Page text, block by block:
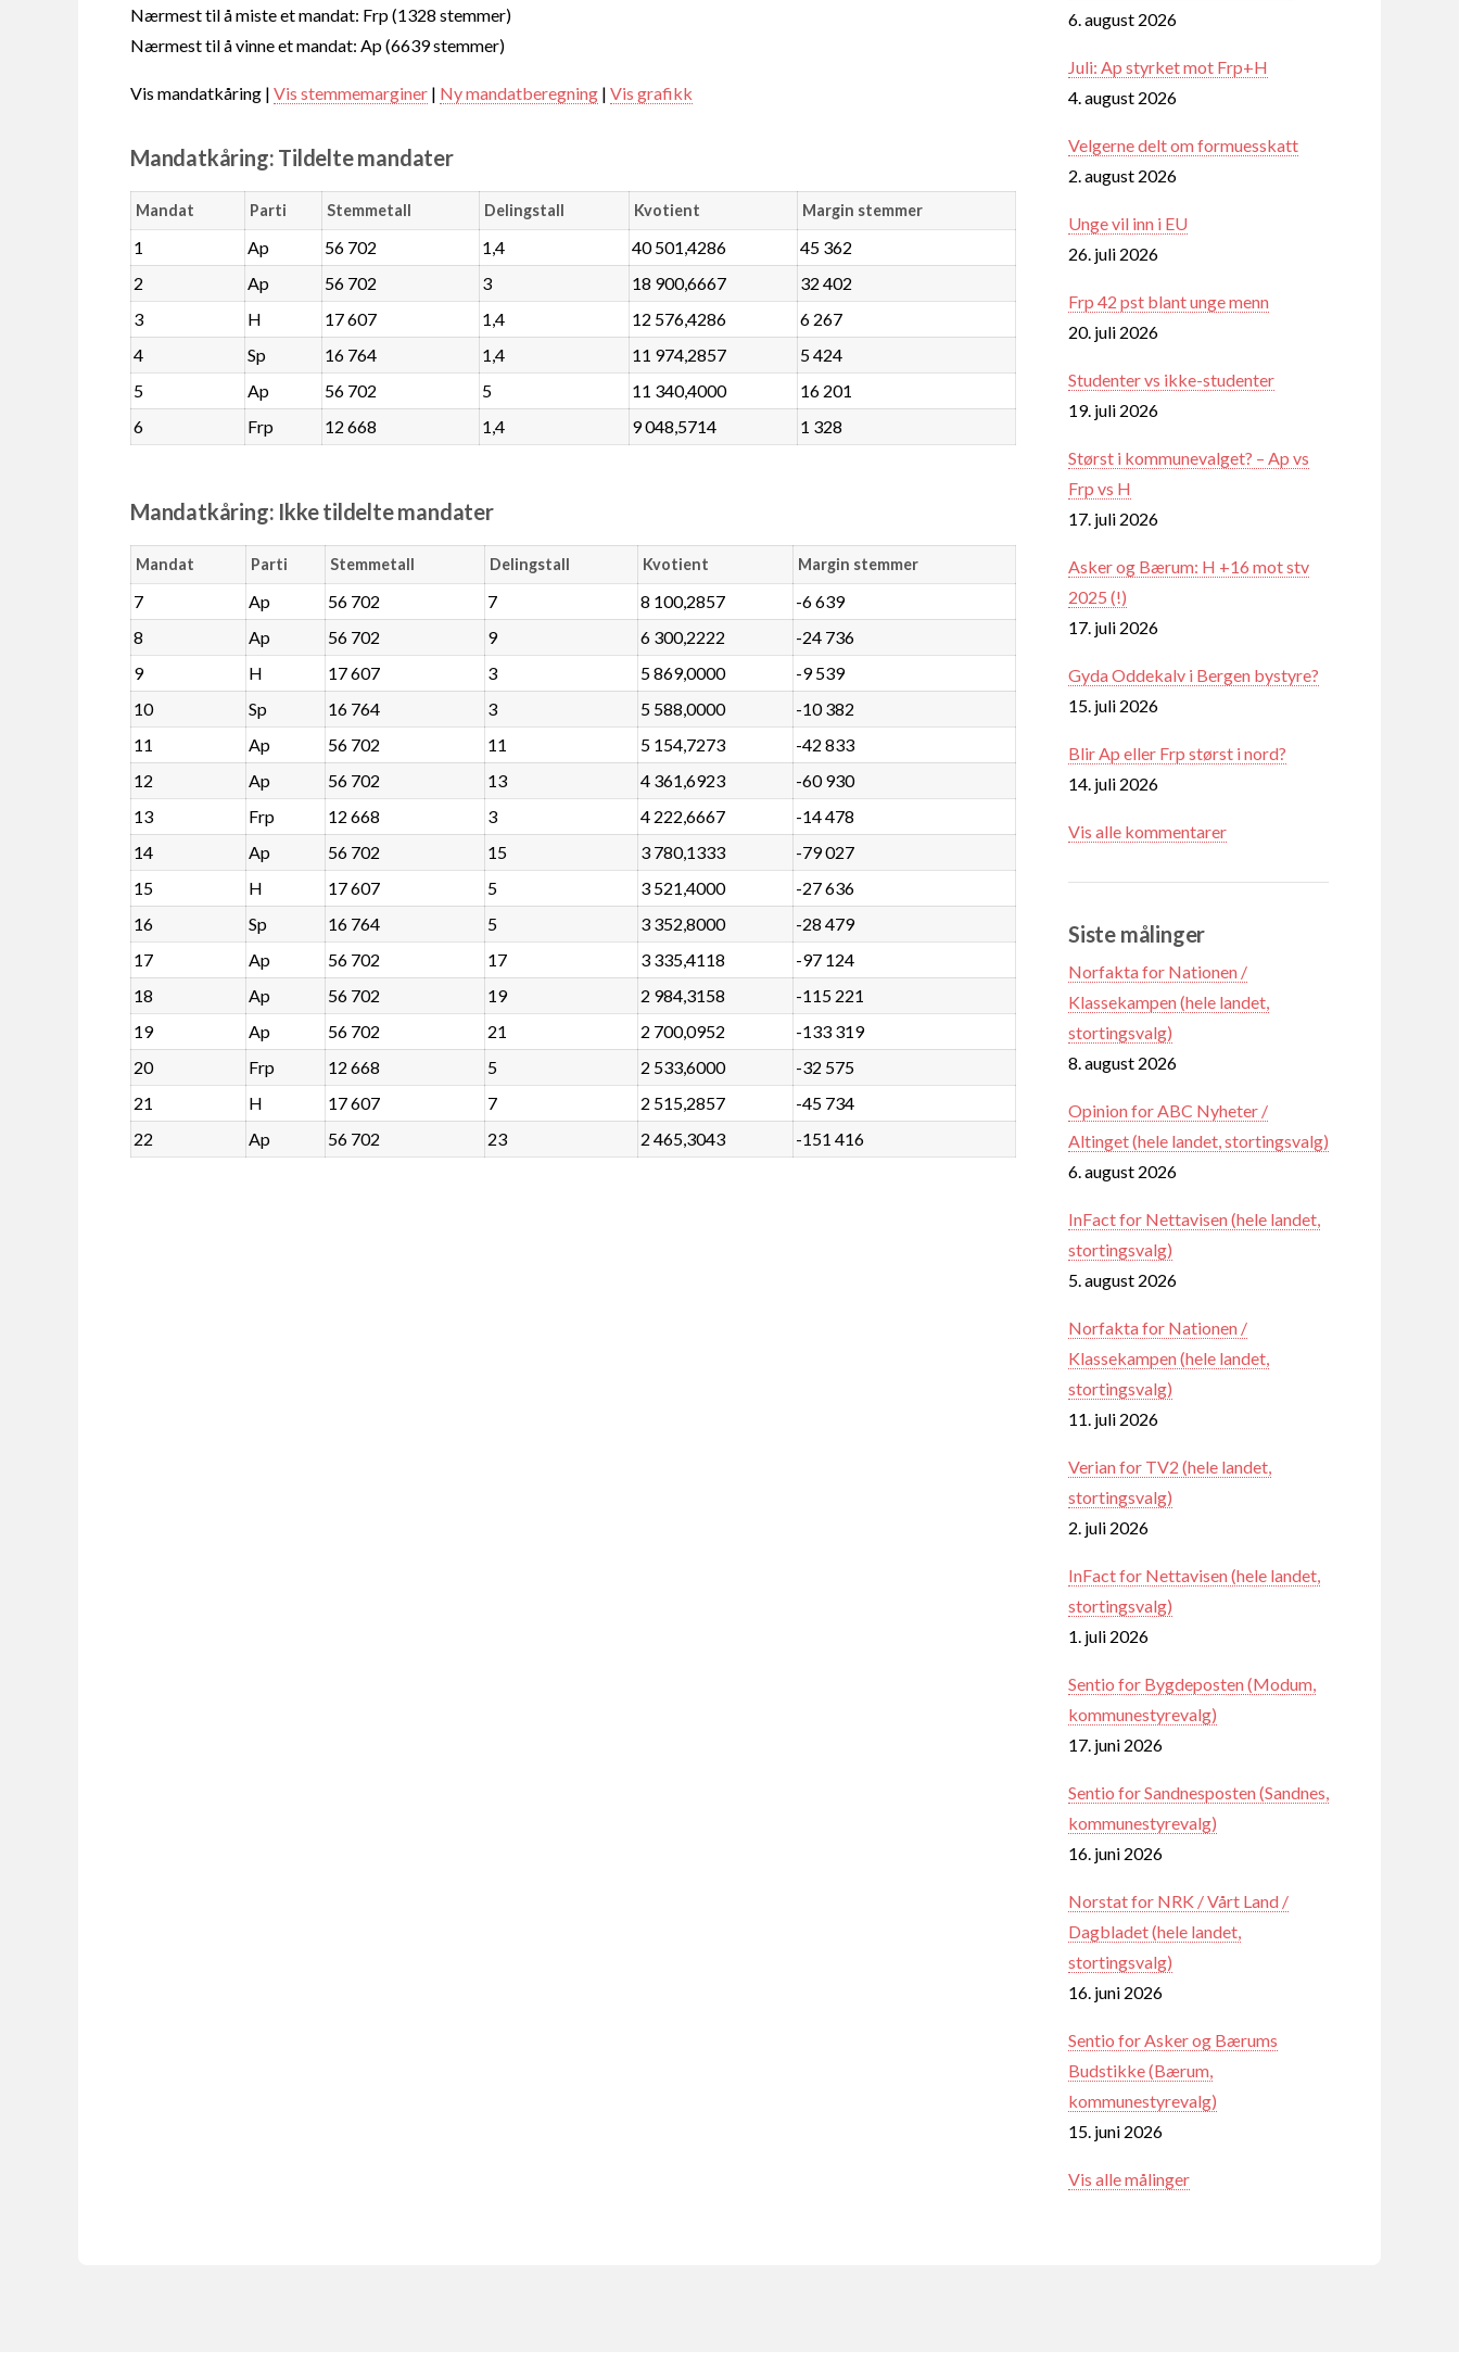
Nærmest til å miste et mandat: Frp (1328 stemmer)
Nærmest til å vinne et mandat: Ap (6639 stemmer)
Vis mandatkåring | Vis stemmemarginer | Ny mandatberegning | Vis grafikk
Mandatkåring: Tildelte mandater
Mandat Parti Stemmetall Delingstall Kvotient Margin stemmer
1 Ap 56 702 1,4 40 501,4286
45 362
2
Ap 56 702 3 18 900,6667
32 402
3
H 17 607 1,4 12 576,4286
6 267
4
Sp 16 764 1,4 11 974,2857
5 424
5
Ap 56 702 5 11 340,4000
16 201
6
Frp 12 668 1,4 9 048,5714 1 328
Mandatkåring: Ikke tildelte mandater
Mandat Parti Stemmetall Delingstall Kvotient Margin stemmer
7 Ap 56 702 7 8 100,2857
-6 639
8
Ap 56 702 9 6 300,2222
-24 736
9
H 17 607 3 5 869,0000
-9 539
10
Sp 16 764 3 5 588,0000
-10 382
11
Ap 56 702 11 5 154,7273
-42 833
12
Ap 56 702 13 4 361,6923
-60 930
13
Frp 12 668 3 4 222,6667
-14 478
14
Ap 56 702 15 3 780,1333
-79 027
15
H 17 607 5 3 521,4000
-27 636
16
Sp 16 764 5 3 352,8000
-28 479
17
Ap 56 702 17 3 335,4118
-97 124
18
Ap 56 702 19 2 984,3158
-115 221
19
Ap 56 702 21 2 700,0952
-133 319
20
Frp 12 668 5 2 533,6000
-32 575
21
H 17 607 7 2 515,2857
-45 734
22
Ap 56 702 23 2 465,3043 -151 416
6. august 2026
Juli: Ap styrket mot Frp+H
4. august 2026
Velgerne delt om formuesskatt
2. august 2026
Unge vil inn i EU
26. juli 2026
Frp 42 pst blant unge menn
20. juli 2026
Studenter vs ikke-studenter
19. juli 2026
Størst i kommunevalget? – Ap vs
Frp vs H
17. juli 2026
Asker og Bærum: H +16 mot stv
2025 (!)
17. juli 2026
Gyda Oddekalv i Bergen bystyre?
15. juli 2026
Blir Ap eller Frp størst i nord?
14. juli 2026
Vis alle kommentarer
Siste målinger
Norfakta for Nationen /
Klassekampen (hele landet,
stortingsvalg)
8. august 2026
Opinion for ABC Nyheter /
Altinget (hele landet, stortingsvalg)
6. august 2026
InFact for Nettavisen (hele landet,
stortingsvalg)
5. august 2026
Norfakta for Nationen /
Klassekampen (hele landet,
stortingsvalg)
11. juli 2026
Verian for TV2 (hele landet,
stortingsvalg)
2. juli 2026
InFact for Nettavisen (hele landet,
stortingsvalg)
1. juli 2026
Sentio for Bygdeposten (Modum,
kommunestyrevalg)
17. juni 2026
Sentio for Sandnesposten (Sandnes,
kommunestyrevalg)
16. juni 2026
Norstat for NRK / Vårt Land /
Dagbladet (hele landet,
stortingsvalg)
16. juni 2026
Sentio for Asker og Bærums
Budstikke (Bærum,
kommunestyrevalg)
15. juni 2026
Vis alle målinger